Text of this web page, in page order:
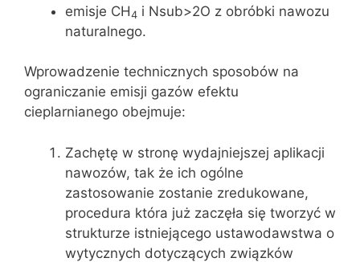
emisje CH4 i Nsub>2O z obróbki nawozu
naturalnego.
Wprowadzenie technicznych sposobów na
ograniczanie emisji gazów efektu
cieplarnianego obejmuje:
Zachętę w stronę wydajniejszej aplikacji
nawozów, tak że ich ogólne
zastosowanie zostanie zredukowane,
procedura która już zaczęła się tworzyć w
strukturze istniejącego ustawodawstwa o
wytycznych dotyczących związków